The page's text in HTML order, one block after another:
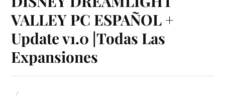
VALLEY PC ESPAÑOL +
Update v1.0 |Todas Las
Expansiones